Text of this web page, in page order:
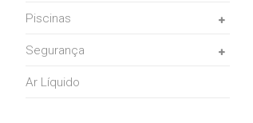
Piscinas
Segurança
Ar Líquido